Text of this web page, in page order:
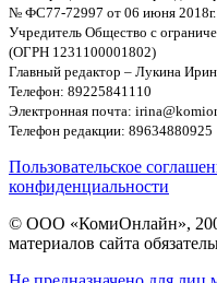
№ ФС77-72997 от 06 июня 2018г.
Учредитель Общество с
(ОГРН 1231100001802)
Главный редактор – Лукина
Телефон: 89225841110
Электронная почта:
Телефон редакции: 89634880925
Пользовательское
конфиденциальности
© ООО «КомиОнлайн»,
материалов сайта